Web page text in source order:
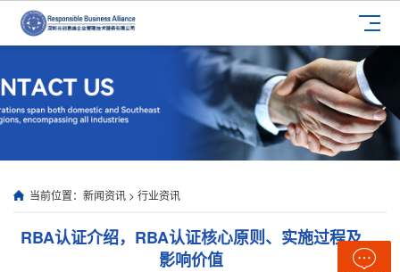
当前位置： 新闻资讯 > 行业资讯
RBA认证介绍，RBA认证核心原则、实施过程及
影响价值